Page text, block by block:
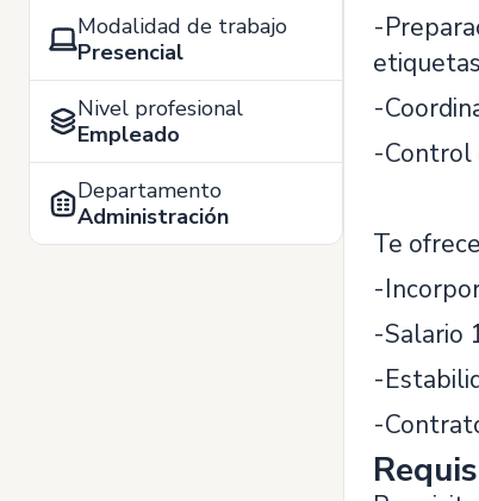
Modalidad de trabajo
Presencial
Nivel profesional
Empleado
Departamento
Administración
-
-
-Control
Te
-
-Salario
-
-